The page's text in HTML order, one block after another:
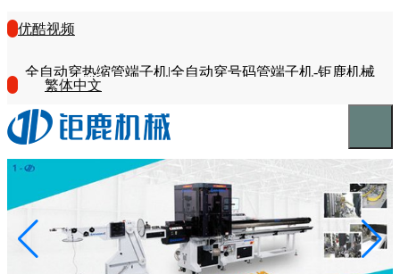
优酷视频
全自动穿热缩管端子机|全自动穿号码管端子机-钜鹿机械
繁体中文